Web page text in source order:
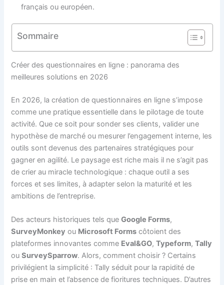
français ou européen.
Sommaire
Créer des questionnaires en ligne : panorama des
meilleures solutions en 2026
En 2026, la création de questionnaires en ligne s’impose
comme une pratique essentielle dans le pilotage de toute
activité. Que ce soit pour sonder ses clients, valider une
hypothèse de marché ou mesurer l’engagement interne, les
outils sont devenus des partenaires stratégiques pour
gagner en agilité. Le paysage est riche mais il ne s’agit pas
de crier au miracle technologique : chaque outil a ses
forces et ses limites, à adapter selon la maturité et les
ambitions de l’entreprise.
Des acteurs historiques tels queGoogle Forms,
SurveyMonkey ou Microsoft Forms côtoient des
plateformes innovantes comme Eval&GO,Typeform,Tally
ouSurveySparrow. Alors, comment choisir ? Certains
privilégient la simplicité : Tally séduit pour la rapidité de
prise en main et l’absence de fioritures techniques. D’autres